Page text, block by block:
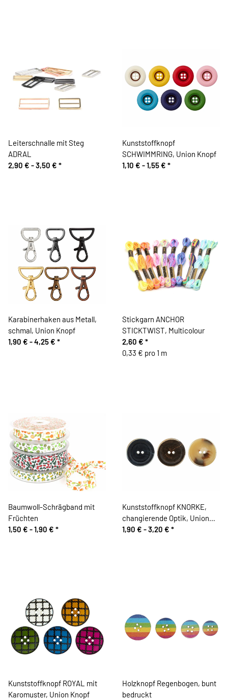
Leiterschnalle mit Steg
ADRAL
2,90 € -3,50 € *
Kunststoffknopf
SCHWIMMRING, Union Knopf
1,10 € -1,55 € *
Karabinerhaken aus Metall,
schmal, Union Knopf
1,90 € -4,25 € *
Stickgarn ANCHOR
STICKTWIST, Multicolour
2,60 € *
0,33 € pro 1 m
Baumwoll-Schrägband mit
Früchten
1,50 € -1,90 € *
Kunststoffknopf KNORKE,
changierende Optik, Union
Knopf
1,90 € -3,20 € *
Kunststoffknopf ROYAL mit
Karomuster, Union Knopf
Holzknopf Regenbogen, bunt
bedruckt